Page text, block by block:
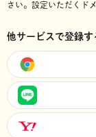
さい。 設定いただくド
他サービスで登録す